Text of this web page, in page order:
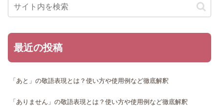
最近の投稿
「あと」の敬語表現とは？使い方や使用例など徹底解釈
「ありません」の敬語表現とは？使い方や使用例など徹底解釈